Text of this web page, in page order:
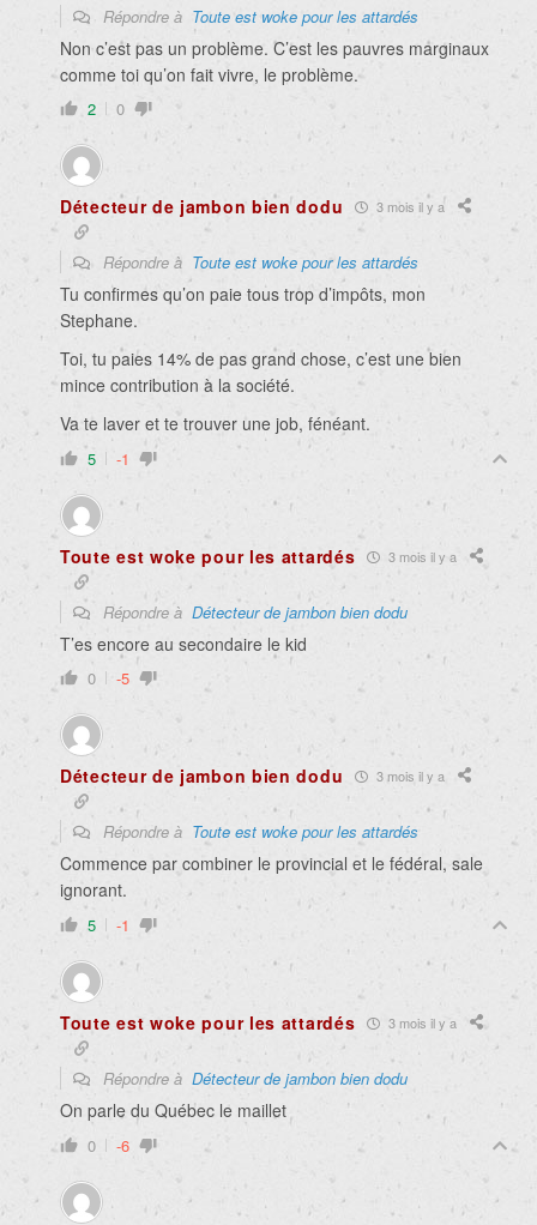
Répondre à Toute est woke pour les attardés
Non c’est pas un problème. C’est les pauvres marginaux
comme toi qu’on fait vivre, le problème.
2 0
Détecteur de jambon bien dodu 3 mois il y a
Répondre à Toute est woke pour les attardés
Tu confirmes qu’on paie tous trop d’impôts, mon
Stephane.
Toi, tu paies 14% de pas grand chose, c’est une bien
mince contribution à la société.
Va te laver et te trouver une job, fénéant.
5 -1
Toute est woke pour les attardés 3 mois il y a
Répondre à Détecteur de jambon bien dodu
T’es encore au secondaire le kid
0 -5
Détecteur de jambon bien dodu 3 mois il y a
Répondre à Toute est woke pour les attardés
Commence par combiner le provincial et le fédéral, sale
ignorant.
5 -1
Toute est woke pour les attardés 3 mois il y a
Répondre à Détecteur de jambon bien dodu
On parle du Québec le maillet
0 -6